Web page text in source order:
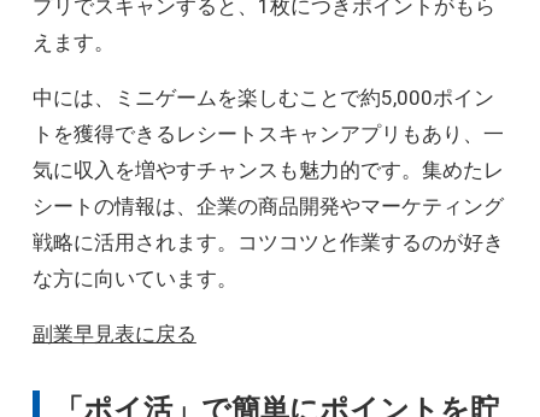
D FX 大
D 仮想通貨 大
大
D クラウドソーシング
プリでスキャンすると、1枚につきポイントがもら
えます。
中には、ミニゲームを楽しむことで約5,000ポイン
トを獲得できるレシートスキャンアプリもあり、一
気に収入を増やすチャンスも魅力的です。集めたレ
シートの情報は、企業の商品開発やマーケティング
戦略に活用されます。コツコツと作業するのが好き
な方に向いています。
副業早見表に戻る
「ポイ活」で簡単にポイントを貯